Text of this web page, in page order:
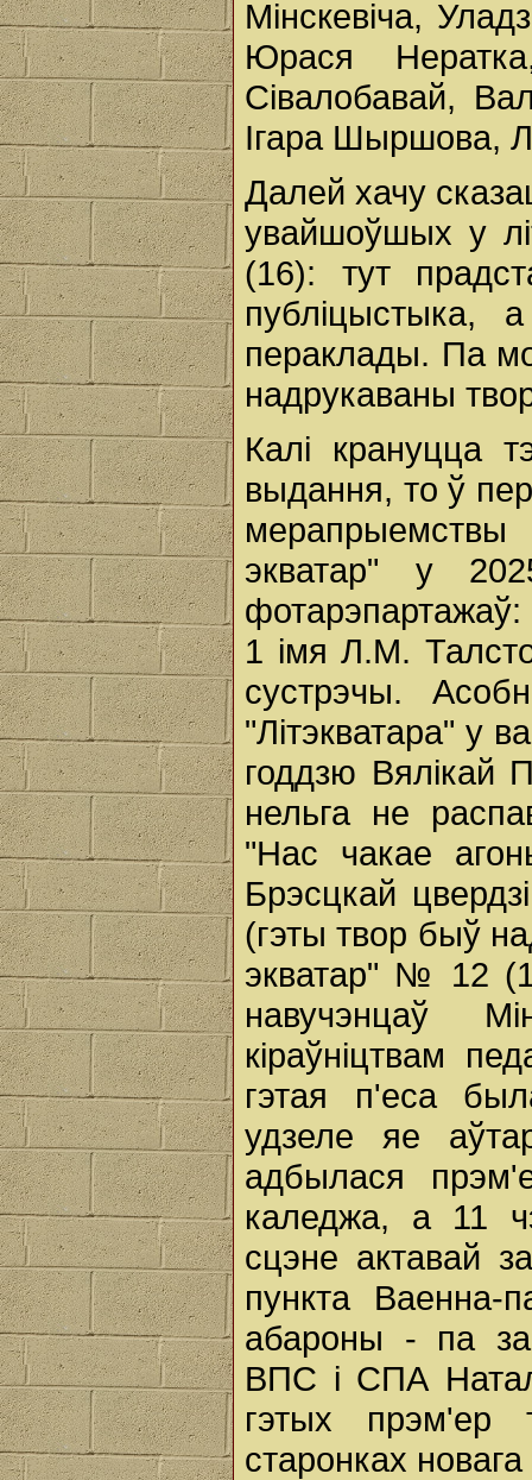
Мінскевіча,
Юрася
Сівалобавай,
Ігара Шыршова,
Далей хачу
увайшоўшых у
(16): тут
публіцыстыка,
пераклады. Па
надрукаваны
Калі крануцца
выдання, то ў
мерапрыемствы
экватар" у
1 імя Л.М.
сустрэчы.
"Літэкватара" у
годдзю Вялікай
нельга не
"Нас чакае
Брэсцкай
(гэты твор быў
экватар" № 12
навучэнцаў
кіраўніцтвам
гэтая п'еса
удзеле яе
адбылася
каледжа, а 11
сцэне актавай
пункта Ваенна-
абароны - па
ВПС і СПА
гэтых прэм'ер
старонках